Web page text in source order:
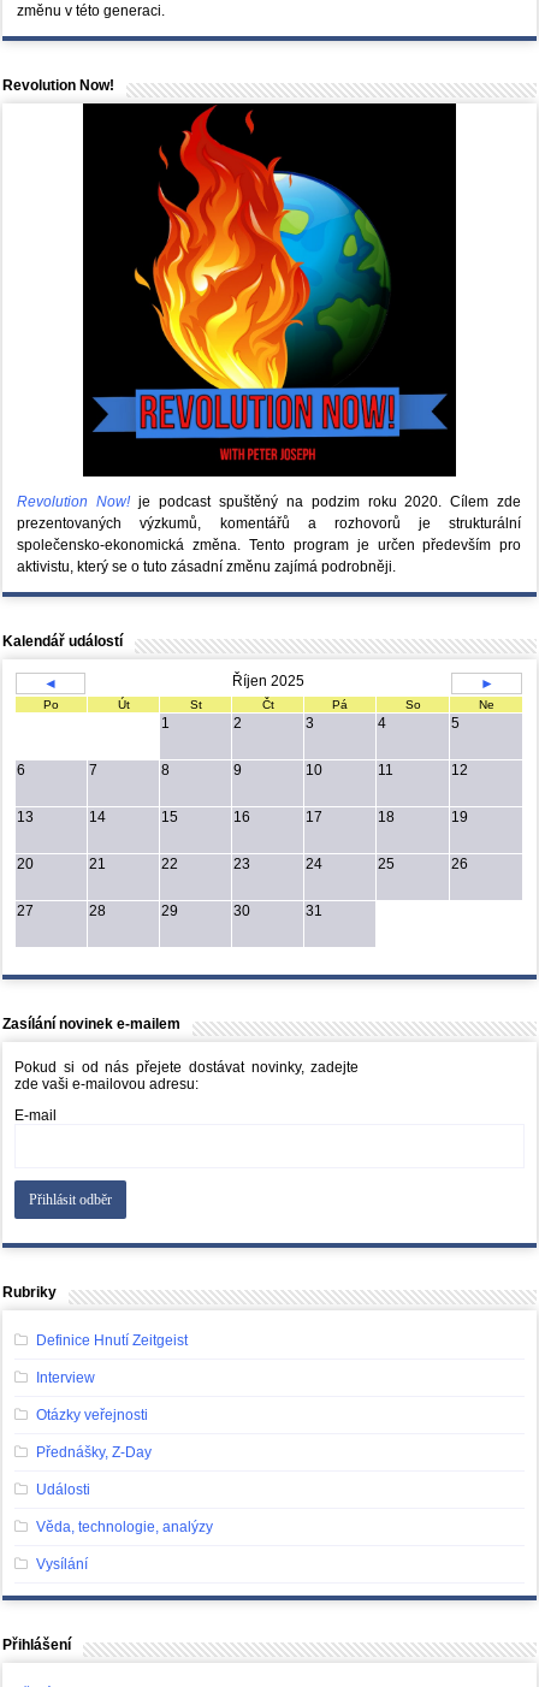
změnu v této generaci.
Revolution Now!
Revolution Now! je podcast spuštěný na podzim roku 2020.Cílem zde
prezentovaných výzkumů, komentářů a rozhovorů je strukturální
společensko-ekonomická změna. Tento program je určen především pro
aktivistu, který se o tuto zásadní změnu zajímá podrobněji.
Kalendář událostí
◄ Říjen 2025 ►
Po Út St Čt Pá So Ne
1 2 3 4 5
6 7 8 9 10 11 12
13 14 15 16 17 18 19
20 21 22 23 24 25 26
27 28 29 30 31
Zasílání novinek e-mailem
Pokud si od nás přejete dostávat novinky, zadejte
zde vaši e-mailovou adresu:
E-mail
Rubriky
Definice Hnutí Zeitgeist
Interview
Otázky veřejnosti
Přednášky, Z-Day
Události
Věda, technologie, analýzy
Vysílání
Přihlášení